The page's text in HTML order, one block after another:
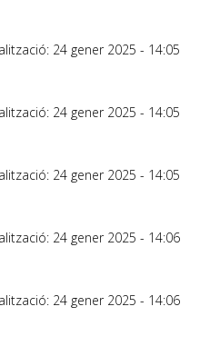
24 gener 2025 - 14:05
24 gener 2025 - 14:05
24 gener 2025 - 14:05
24 gener 2025 - 14:06
24 gener 2025 - 14:06